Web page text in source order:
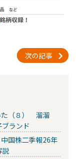
次の記事
た（８） 溜溜
ランド
国株二季報26年
説